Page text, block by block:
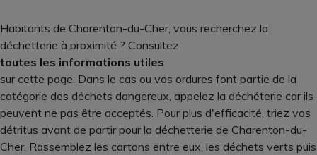
Habitants de Charenton-du-Cher, vous recherchez la
déchetterie à proximité ? Consultez
toutes les informations utiles
sur cette page. Dans le cas ou vos ordures font partie de la
catégorie des déchets dangereux, appelez la déchéterie car ils
peuvent ne pas être acceptés. Pour plus d'efficacité, triez vos
détritus avant de partir pour la déchetterie de Charenton-du-
Cher. Rassemblez les cartons entre eux, les déchets verts puis